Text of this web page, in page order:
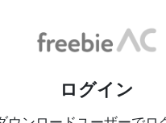
ログイン